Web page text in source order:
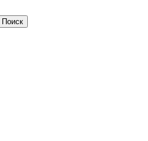
Поиск